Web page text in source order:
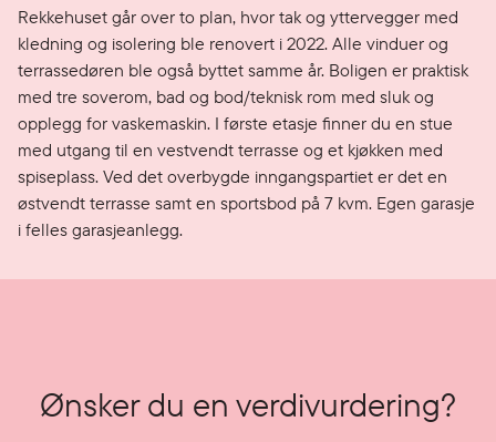
Rekkehuset går over to plan, hvor tak og yttervegger med
kledning og isolering ble renovert i 2022. Alle vinduer og
terrassedøren ble også byttet samme år. Boligen er praktisk
med tre soverom, bad og bod/teknisk rom med sluk og
opplegg for vaskemaskin. I første etasje finner du en stue
med utgang til en vestvendt terrasse og et kjøkken med
spiseplass. Ved det overbygde inngangspartiet er det en
østvendt terrasse samt en sportsbod på 7 kvm. Egen garasje
i felles garasjeanlegg.
Ønsker du en verdivurdering?